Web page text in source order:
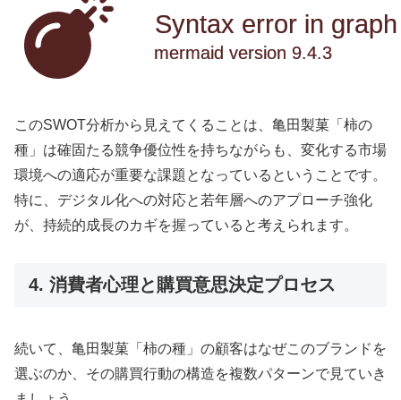
Syntax error in graph
mermaid version 9.4.3
このSWOT分析から見えてくることは、亀田製菓「柿の
種」は確固たる競争優位性を持ちながらも、変化する市場
環境への適応が重要な課題となっているということです。
特に、デジタル化への対応と若年層へのアプローチ強化
が、持続的成長のカギを握っていると考えられます。
4. 消費者心理と購買意思決定プロセス
続いて、亀田製菓「柿の種」の顧客はなぜこのブランドを
選ぶのか、その購買行動の構造を複数パターンで見ていき